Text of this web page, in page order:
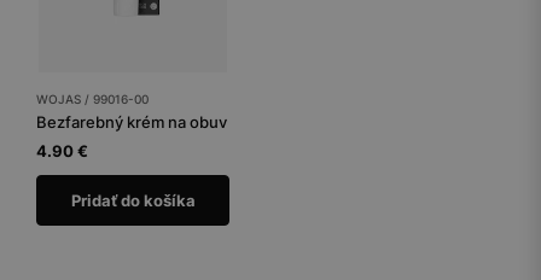
WOJAS / 99016-00
Bezfarebný krém na obuv
4.90 €
Pridať do košíka